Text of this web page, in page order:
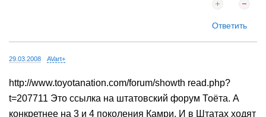
Ответить
29.03.2008 AVart+
http://www.toyotanation.com/forum/showth read.php?
t=207711 Это ссылка на штатовский форум Тоёта. А
конкретнее на 3 и 4 поколения Камри. И в Штатах ходят